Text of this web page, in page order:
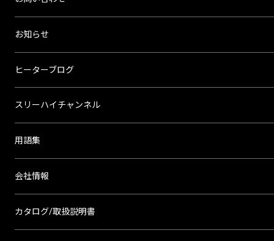
お知らせ
ヒーターブログ
スリーハイチャンネル
用語集
会社情報
カタログ/取扱説明書